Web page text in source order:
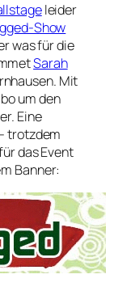
leider
Show
was für die
Sarah
Mit
um den
Eine
trotzdem
das Event
Banner: